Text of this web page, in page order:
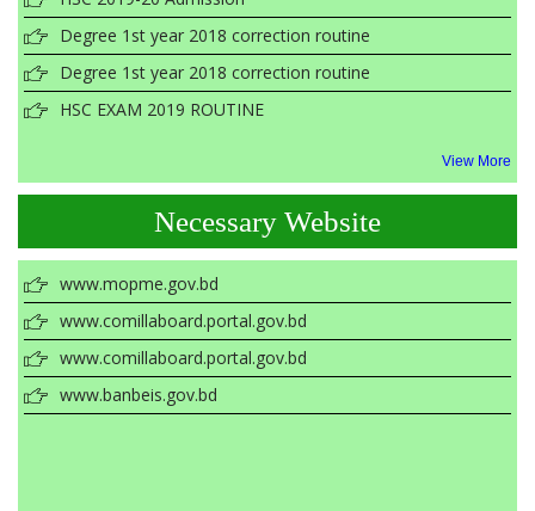
Degree 1st year 2018 correction routine
Degree 1st year 2018 correction routine
HSC EXAM 2019 ROUTINE
View More
Necessary Website
www.mopme.gov.bd
www.comillaboard.portal.gov.bd
www.comillaboard.portal.gov.bd
www.banbeis.gov.bd